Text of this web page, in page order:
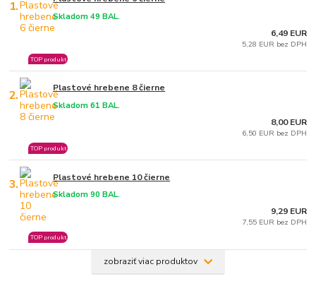
1.
Skladom 49 BAL.
TOP produkt
6,49 EUR
5,28 EUR bez DPH
2. Plastové hrebene 8 čierne
Skladom 61 BAL.
TOP produkt
8,00 EUR
6,50 EUR bez DPH
3. Plastové hrebene 10 čierne
Skladom 90 BAL.
TOP produkt
9,29 EUR
7,55 EUR bez DPH
zobraziť viac produktov